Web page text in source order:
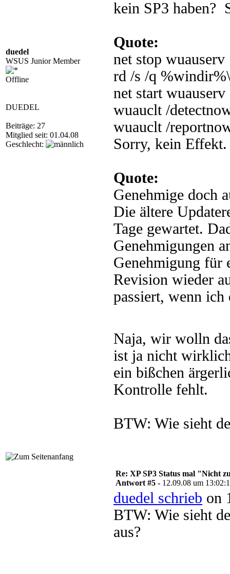
duedel
WSUS Junior Member
Offline
DUEDEL
Beiträge: 27
Mitglied seit: 01.04.08
Geschlecht:
kein SP3 haben?
Quote:
net stop wuauserv
rd /s /q
net start wuauserv
wuauclt /
wuauclt /
Sorry, kein Effekt.
Quote:
Genehmige doch
Die ältere
Tage gewartet.
Genehmigungen
Genehmigung für
Revision wieder
passiert, wenn ich
Naja, wir wolln
ist ja nicht
ein bißchen
Kontrolle fehlt.
BTW: Wie sieht
Re: XP SP3 Status mal "Nicht
Antwort #5 - 12.09.08 um
duedel schrieb on
BTW: Wie sieht
aus?